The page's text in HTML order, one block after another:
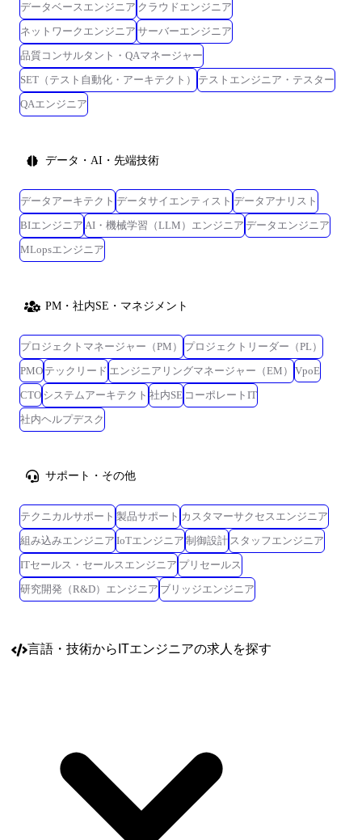
データベースエンジニア クラウドエンジニア
ネットワークエンジニア サーバーエンジニア
品質コンサルタント・QAマネージャー
SET（テスト自動化・アーキテクト）
テストエンジニア・テスター
QAエンジニア
データ・AI・先端技術
データアーキテクト データサイエンティスト データアナリスト
BIエンジニア AI・機械学習（LLM）エンジニア データエンジニア
MLopsエンジニア
PM・社内SE・マネジメント
プロジェクトマネージャー（PM）
プロジェクトリーダー（PL）
PMO テックリード エンジニアリングマネージャー（EM）
VpoE
CTO システムアーキテクト 社内SE コーポレートIT
社内ヘルプデスク
サポート・その他
テクニカルサポート 製品サポート カスタマーサクセスエンジニア
組み込みエンジニア IoTエンジニア 制御設計 スタッフエンジニア
ITセールス・セールスエンジニア プリセールス
研究開発（R&D）エンジニア ブリッジエンジニア
言語・技術からITエンジニアの求人を探す